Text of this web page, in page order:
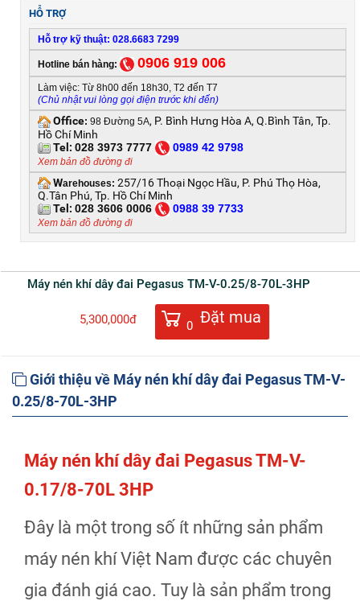
HỖ TRỢ
Hỗ trợ kỹ thuật: 028.6683 7299
Hotline bán hàng: 0906 919 006
Làm việc: Từ 8h00 đến 18h30, T2 đến T7
(Chủ nhật vui lòng gọi điện trước khi đến)
Office: 98 Đường 5A, P. Bình Hưng Hòa A, Q.Bình Tân, Tp.
Hồ Chí Minh
Tel: 028 3973 7777 0989 42 9798
Xem bản đồ đường đi
Warehouses: 257/16 Thoại Ngọc Hầu, P. Phú Thọ Hòa,
Q.Tân Phú, Tp. Hồ Chí Minh
Tel: 028 3606 0006 0988 39 7733
Xem bản đồ đường đi
Máy nén khí dây đai Pegasus TM-V-0.25/8-70L-3HP
5,300,000đ 0 Đặt mua
Giới thiệu về Máy nén khí dây đai Pegasus TM-V-
0.25/8-70L-3HP
Máy nén khí dây đai Pegasus TM-V-
0.17/8-70L 3HP
Đây là một trong số ít những sản phẩm
máy nén khí Việt Nam được các chuyên
gia đánh giá cao. Tuy là sản phẩm trong